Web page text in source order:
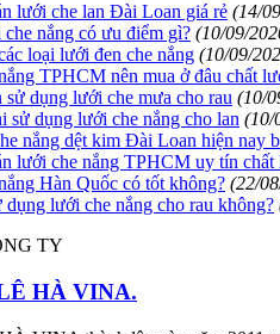
lưới che lan Đài Loan giá rẻ (14/
nắng có ưu điểm gì? (10/09/
loại lưới đen che nắng (10/09/
TPHCM nên mua ở đâu chất
sử dụng lưới che mưa cho rau (10/
sử dụng lưới che nắng cho lan (10/
nắng dệt kim Đài Loan hiện nay
lưới che nắng TPHCM uy tín chất
Hàn Quốc có tốt không? (22/
dụng lưới che nắng cho rau không?
TY
HÀ VINA.